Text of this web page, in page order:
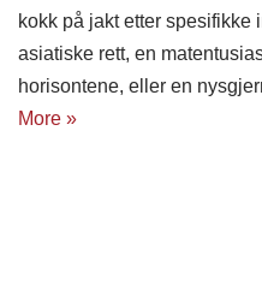
kokk på jakt etter spesifikke
asiatiske rett, en
horisontene, eller en
More »